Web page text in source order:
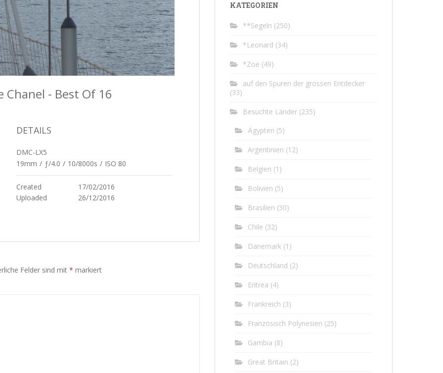
Chanel - Best Of 16
DETAILS
DMC-LX5
19mm / ƒ/4.0 / 10/8000s / ISO 80
Created
17/02/2016
Uploaded
26/12/2016
Felder sind mit * markiert
KATEGORIEN
**Segeln (250)
*Leonard (34)
*Zoe (49)
auf den Spuren der grossen Entdecker
(33)
Besuchte Länder (235)
Ägypten (5)
Argentinien (12)
Belgien (1)
Bolivien (5)
Brasilien (30)
Chile (32)
Dänemark (1)
Deutschland (2)
Eritrea (4)
Frankreich (3)
Französisch Polynesien (25)
Gambia (8)
Great Britain (2)